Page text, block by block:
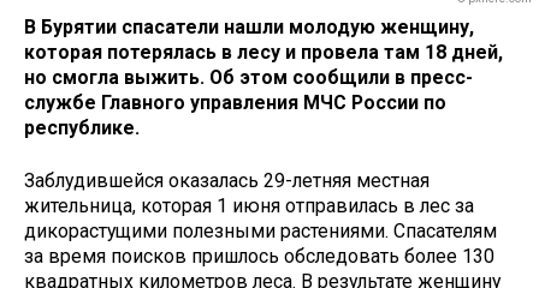
В Бурятии спасатели нашли молодую женщину,
которая потерялась в лесу и провела там 18 дней,
но смогла выжить. Об этом сообщили в пресс-
службе Главного управления МЧС России по
республике.
Заблудившейся оказалась 29-летняя местная
жительница, которая 1 июня отправилась в лес за
дикорастущими полезными растениями. Спасателям
за время поисков пришлось обследовать более 130
квадратных километров леса. В результате женщину